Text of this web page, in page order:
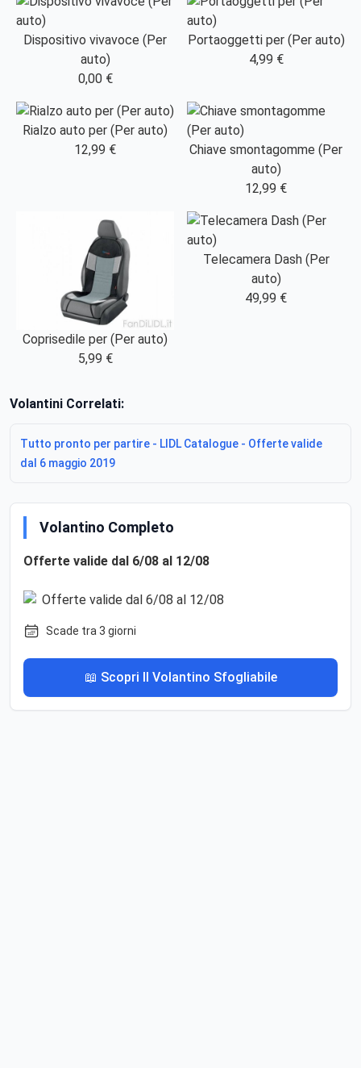
Dispositivo vivavoce (Per
auto)
0,00 €
Portaoggetti per (Per auto)
4,99 €
Rialzo auto per (Per auto)
12,99 €
Chiave smontagomme (Per
auto)
12,99 €
Coprisedile per (Per auto)
5,99 €
Telecamera Dash (Per
auto)
49,99 €
Volantini Correlati:
Tutto pronto per partire - LIDL Catalogue - Offerte valide
dal 6 maggio 2019
Volantino Completo
Offerte valide dal 6/08 al 12/08
Scade tra 3 giorni
📖 Scopri Il Volantino Sfogliabile